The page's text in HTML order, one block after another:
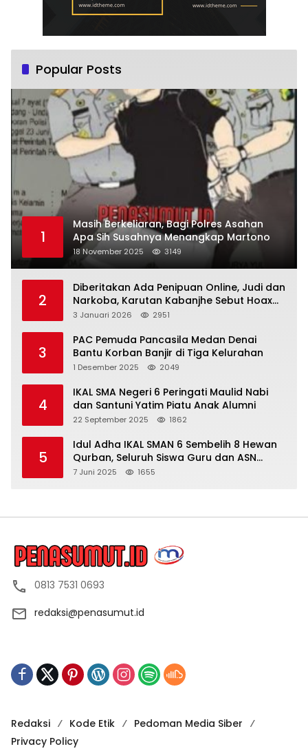
Popular Posts
1
Masih Berkeliaran, Bagi Polres Asahan
Apa Sih Susahnya Menangkap Martono
18 November 2025 3149
2
Diberitakan Ada Penipuan Online, Judi dan
Narkoba, Karutan Kabanjhe Sebut Hoax
dan Berita Tak Beryanggungjawab
3 Januari 2026 2951
3
PAC Pemuda Pancasila Medan Denai
Bantu Korban Banjir di Tiga Kelurahan
1 Desember 2025 2049
4
IKAL SMA Negeri 6 Peringati Maulid Nabi
dan Santuni Yatim Piatu Anak Alumni
22 September 2025 1862
5
Idul Adha IKAL SMAN 6 Sembelih 8 Hewan
Qurban, Seluruh Siswa Guru dan ASN
Dapat Daging
7 Juni 2025 1655
0813 7531 0693
redaksi@penasumut.id
Redaksi Kode Etik
Pedoman Media Siber
Privacy Policy